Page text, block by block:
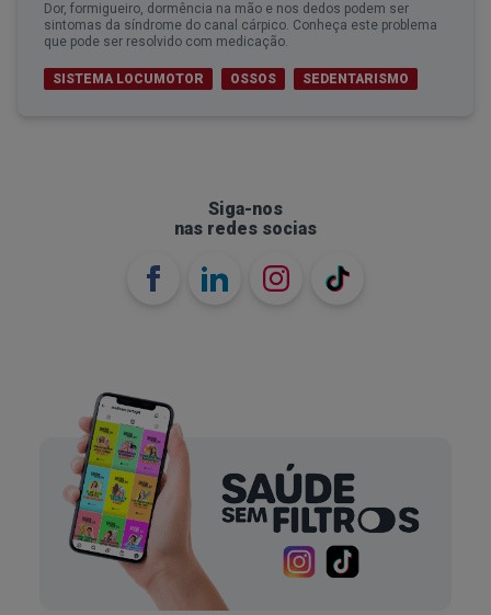
Dor, formigueiro, dormência na mão e nos dedos podem ser
sintomas da síndrome do canal cárpico. Conheça este problema
que pode ser resolvido com medicação.
SISTEMA LOCUMOTOR OSSOS SEDENTARISMO
Siga-nos
nas redes socias